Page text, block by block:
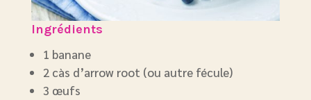
Ingrédients
1 banane
2 càs d’arrow root (ou autre fécule)
3 œufs